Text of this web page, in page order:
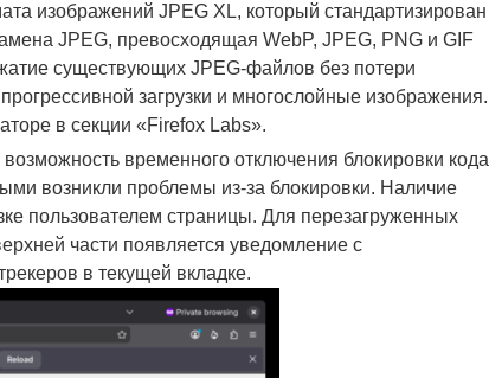
изображений JPEG XL, который стандартизирован
JPEG, превосходящая WebP, JPEG, PNG и GIF
существующих JPEG-файлов без потери
загрузки и многослойные изображения.
в секции «Firefox Labs».
временного отключения блокировки кода
возникли проблемы из-за блокировки. Наличие
пользователем страницы. Для перезагруженных
части появляется уведомление с
в текущей вкладке.